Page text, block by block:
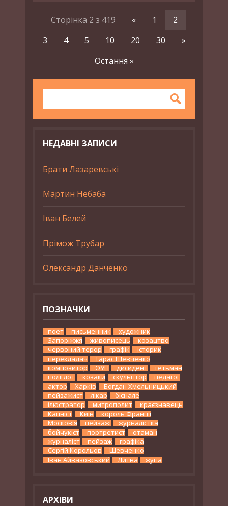
Сторінка 2 з 419 « 1
2
3
4 5 10 20 30
»
Остання »
НЕДАВНІ ЗАПИСИ
Брати Лазаревські
Мартин Небаба
Іван Белей
Прімож Трубар
Олександр Данченко
ПОЗНАЧКИ
поет письменник
художник
Запоріжжя
живописець
козацтво
червоний терор
графік
історик
перекладач
Тарас Шевченко
композитор
ОУН дисидент
гетьман
поліглот
козаки скульптор
педагог
актор
Харків
Богдан Хмельницький
пейзажист
лікар
бієнале
ілюстратор
митрополит
краєзнавець
Капніст
Київ
король Франції
Московія
пейзажі
журналістка
бойчукіст
портретист
отаман
журналіст
пейзаж
графіка
Сергій Корольов
Шевченко
Іван Айвазовський
Литва жупа
АРХІВИ